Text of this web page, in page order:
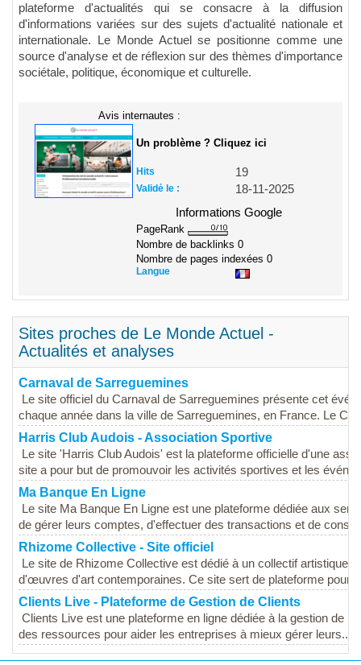
plateforme d'actualités qui se consacre à la diffusion
d'informations variées sur des sujets d'actualité nationale et
internationale. Le Monde Actuel se positionne comme une
source d'analyse et de réflexion sur des thèmes d'importance
sociétale, politique, économique et culturelle.
Avis internautes :
Un problème ? Cliquez ici
Hits 19
Validé le :
18-11-2025
Informations Google
PageRank
Nombre de backlinks 0
Nombre de pages indexées 0
Langue
Sites proches de Le Monde Actuel -
Actualités et analyses
Carnaval de Sarreguemines
Le site officiel du Carnaval de Sarreguemines présente cet
chaque année dans la ville de Sarreguemines, en France. Le
Harris Club Audois - Association Sportive
Le site 'Harris Club Audois' est la plateforme officielle d'une
site a pour but de promouvoir les activités sportives et les
Ma Banque En Ligne
Le site Ma Banque En Ligne est une plateforme dédiée aux
de gérer leurs comptes, d'effectuer des transactions et de
Rhizome Collective - Site officiel
Le site de Rhizome Collective est dédié à un collectif artistique
d'œuvres d'art contemporaines. Ce site sert de plateforme pour
Clients Live - Plateforme de Gestion de Clients
Clients Live est une plateforme en ligne dédiée à la gestion de
des ressources pour aider les entreprises à mieux gérer leurs...